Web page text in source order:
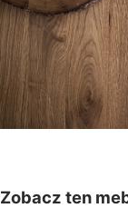
Zobacz ten